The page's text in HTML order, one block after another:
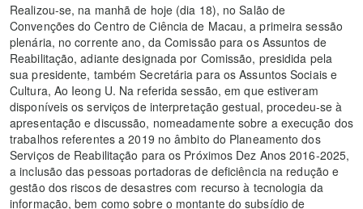
Realizou-se, na manhã de hoje (dia 18), no Salão de
Convenções do Centro de Ciência de Macau, a primeira sessão
plenária, no corrente ano, da Comissão para os Assuntos de
Reabilitação, adiante designada por Comissão, presidida pela
sua presidente, também Secretária para os Assuntos Sociais e
Cultura, Ao Ieong U. Na referida sessão, em que estiveram
disponíveis os serviços de interpretação gestual, procedeu-se à
apresentação e discussão, nomeadamente sobre a execução dos
trabalhos referentes a 2019 no âmbito do Planeamento dos
Serviços de Reabilitação para os Próximos Dez Anos 2016-2025,
a inclusão das pessoas portadoras de deficiência na redução e
gestão dos riscos de desastres com recurso à tecnologia da
informação, bem como sobre o montante do subsídio de